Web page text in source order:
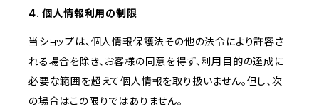
4. 個人情報利用の制限
当ショップは、個人情報保護法その他の法令により許容さ
れる場合を除き、お客様の同意を得ず、利用目的の達成に
必要な範囲を超えて個人情報を取り扱いません。但し、次
の場合はこの限りではありません。